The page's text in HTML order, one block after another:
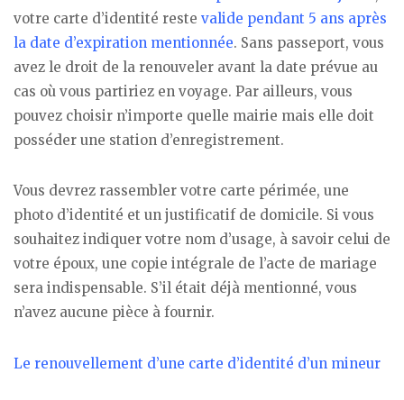
votre carte d’identité reste valide pendant 5 ans après
la date d’expiration mentionnée. Sans passeport, vous
avez le droit de la renouveler avant la date prévue au
cas où vous partiriez en voyage. Par ailleurs, vous
pouvez choisir n’importe quelle mairie mais elle doit
posséder une station d’enregistrement.
Vous devrez rassembler votre carte périmée, une
photo d’identité et un justificatif de domicile. Si vous
souhaitez indiquer votre nom d’usage, à savoir celui de
votre époux, une copie intégrale de l’acte de mariage
sera indispensable. S’il était déjà mentionné, vous
n’avez aucune pièce à fournir.
Le renouvellement d’une carte d’identité d’un mineur